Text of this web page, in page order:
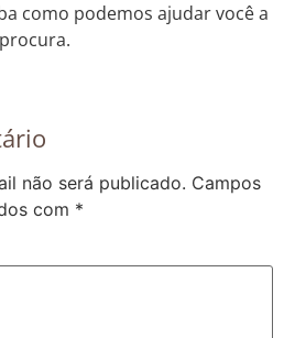
como podemos ajudar você a
não será publicado. Campos
com *